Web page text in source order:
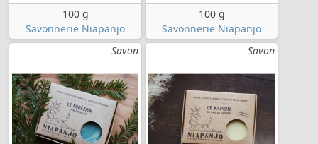
100 g
Savonnerie Niapanjo
100 g
Savonnerie Niapanjo
Savon
Savon